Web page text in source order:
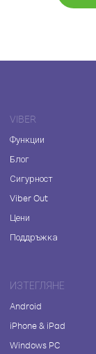
VIBER
Функции
Блог
Сигурност
Viber Out
Цени
Поддръжка
ИЗТЕГЛЯНЕ
Android
iPhone & iPad
Windows PC